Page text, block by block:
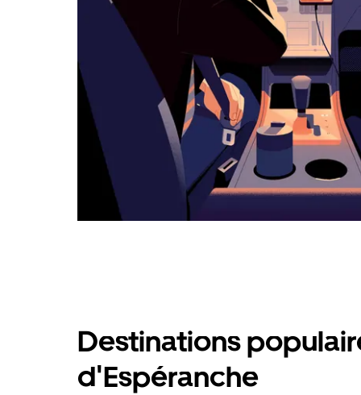
calendrier.
Destinations
d'Espéranche